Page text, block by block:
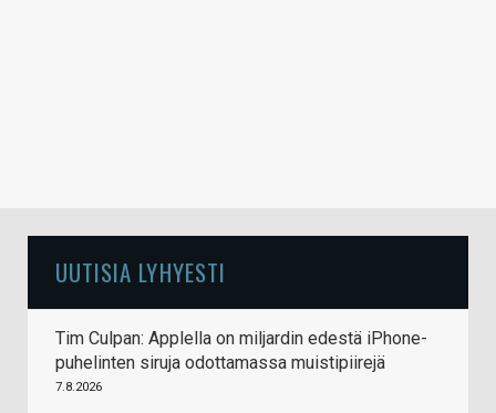
UUTISIA LYHYESTI
Tim Culpan: Applella on miljardin edestä iPhone-
puhelinten siruja odottamassa muistipiirejä
7.8.2026